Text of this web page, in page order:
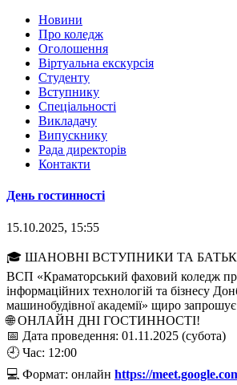
Новини
Про коледж
Оголошення
Віртуальна екскурсія
Студенту
Вступнику
Спеціальності
Викладачу
Випускнику
Рада директорів
Контакти
День гостинності
15.10.2025, 15:55
🎓 ШАНОВНІ ВСТУПНИКИ ТА
ВСП «Краматорський фаховий коледж
інформаційних технологій та бізнесу
машинобудівної академії» щиро
🌐 ОНЛАЙН ДНІ ГОСТИННОСТІ!
📅 Дата проведення: 01.11.2025 (субота)
🕘 Час: 12:00
💻 Формат: онлайн https://